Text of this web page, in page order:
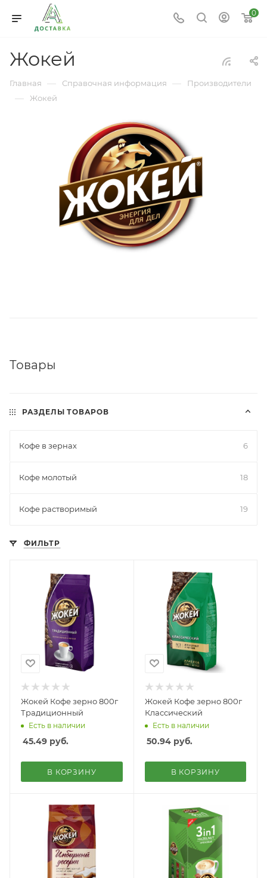
0
Жокей
Главная — Справочная информация — Производители
— Жокей
Товары
РАЗДЕЛЫ ТОВАРОВ
Кофе в зернах 6
Кофе молотый 18
Кофе растворимый 19
ФИЛЬТР
Жокей Кофе зерно 800г
Традиционный
Есть в наличии
45.49 руб.
В КОРЗИНУ
Жокей Кофе зерно 800г
Классический
Есть в наличии
50.94руб.
В КОРЗИНУ